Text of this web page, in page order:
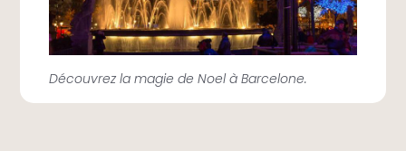
Découvrez la magie de Noel à Barcelone.